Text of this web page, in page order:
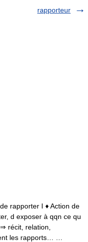
rapporteur
rapporter I ♦ Action de
d exposer à qqn ce qu
récit, relation,
les rapports… …